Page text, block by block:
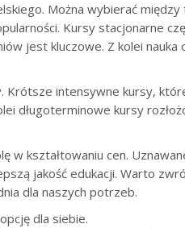
Można wybierać
Kursy stacjonarne
jest kluczowe. Z kolei
Krótsze intensywne kursy,
długoterminowe kursy
kształtowaniu cen.
jakość edukacji. Warto
dla naszych potrzeb.
dla siebie.